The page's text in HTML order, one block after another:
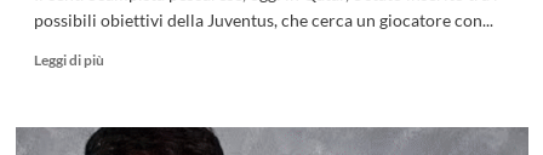
possibili obiettivi della Juventus, che cerca un giocatore con...
Leggi di più